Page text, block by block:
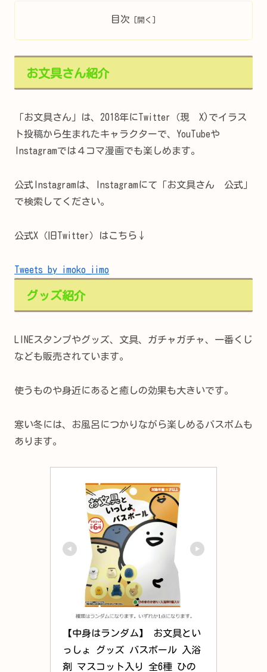
目次
お文具さん紹介
「お文具さん」は、2018年にTwitter（現 X)でイラス
ト投稿から生まれたキャラクターで、YouTubeや
Instagramでは４コマ漫画でも楽しめます。
公式Instagramは、Instagramにて「お文具さん 公式」
で検索してください。
公式X（旧Twitter）はこちら↓
Tweets by imoko_iimo
グッズ紹介
LINEスタンプやグッズ、文具、ガチャガチャ、一番くじ
なども販売されています。
使うものや身近にあると癒しの効果も大きいです。
寒い冬には、お風呂につかりながら楽しめるバスボムも
あります。
【中身はランダム】 お文具とい
っしょ グッズ バスボール 入浴
剤 マスコット入り 全6種 ひの